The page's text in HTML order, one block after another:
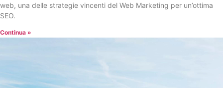
web, una delle strategie vincenti del Web Marketing per un’ottima
SEO.
Continua »